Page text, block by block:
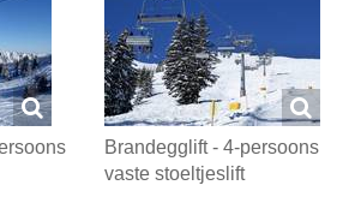
Brandegglift - 4-persoons
vaste stoeltjeslift